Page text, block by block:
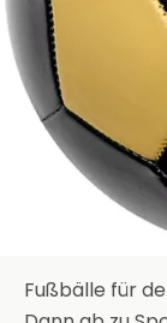
Fußbälle für